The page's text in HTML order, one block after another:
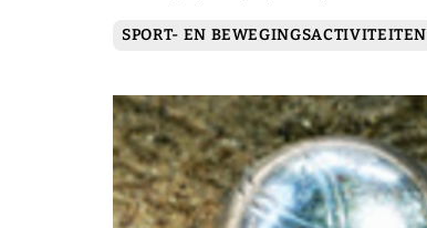
SPORT- EN BEWEGINGSACTIVITEITEN